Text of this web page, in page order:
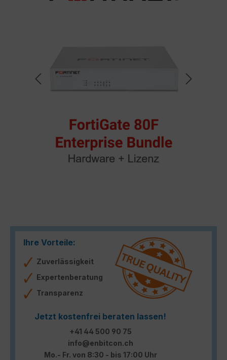
Ihre Vorteile:
Zuverlässigkeit
Expertenberatung
Transparenz
Jetzt kostenfrei beraten lassen!
+41 44 500 90 75
info@enbitcon.ch
Mo.- Fr. von 8:30 - bis 17:00 Uhr